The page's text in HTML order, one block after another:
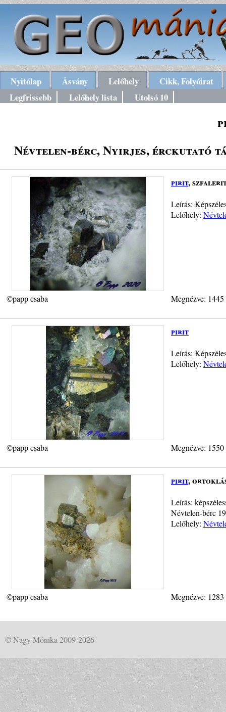
Nyitólap Ásvány Lelőhely
Cikk, Folyóirat
Legfrissebb
Lelőhely lista Utolsó 10
Névtelen-bérc, Nyirjes, érckutató
pirit,
Leírás:
Lelőhely:
©papp csaba Megnézve:
pirit
Leírás:
Lelőhely:
©papp csaba Megnézve:
pirit,
Leírás:
Névtelen-bérc
Lelőhely:
©papp csaba Megnézve:
© Nagy Mónika 2009-2026